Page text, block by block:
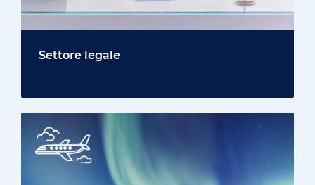
Settore legale